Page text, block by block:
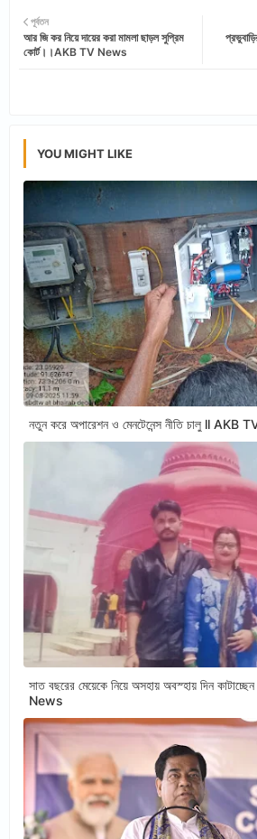
ats
পূর্বতন
আর জি কর নিয়ে দায়ের করা মামলা ছাড়ল সুপ্রিম
কোর্ট।।AKB TV News
YOU MIGHT LIKE
নতুন করে অপারেশন ও মেনটেনেন্স নীতি চালু ll AKB
সাত বছরের মেয়েকে নিয়ে অসহায় অবস্হায় দিন
News